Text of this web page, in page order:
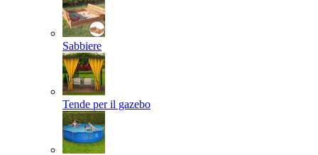
Sabbiere
Tende per il gazebo